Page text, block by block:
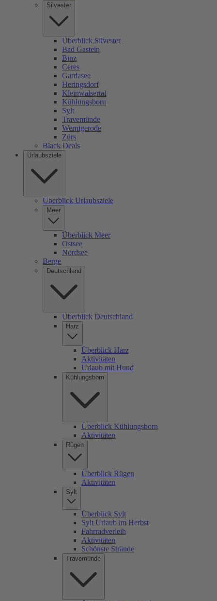
Silvester
Überblick Silvester
Bad Gastein
Binz
Ceres
Gardasee
Heringsdorf
Kleinwalsertal
Kühlungsborn
Sylt
Travemünde
Wernigerode
Zürs
Black Deals
Urlaubsziele
Überblick Urlaubsziele
Meer
Überblick Meer
Ostsee
Nordsee
Berge
Deutschland
Überblick Deutschland
Harz
Überblick Harz
Aktivitäten
Urlaub mit Hund
Kühlungsborn
Überblick Kühlungsborn
Aktivitäten
Rügen
Überblick Rügen
Aktivitäten
Sylt
Überblick Sylt
Sylt Urlaub im Herbst
Fahrradverleih
Aktivitäten
Schönste Strände
Travemünde